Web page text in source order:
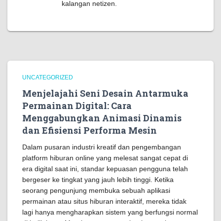
kalangan netizen.
UNCATEGORIZED
Menjelajahi Seni Desain Antarmuka
Permainan Digital: Cara
Menggabungkan Animasi Dinamis
dan Efisiensi Performa Mesin
Dalam pusaran industri kreatif dan pengembangan
platform hiburan online yang melesat sangat cepat di
era digital saat ini, standar kepuasan pengguna telah
bergeser ke tingkat yang jauh lebih tinggi. Ketika
seorang pengunjung membuka sebuah aplikasi
permainan atau situs hiburan interaktif, mereka tidak
lagi hanya mengharapkan sistem yang berfungsi normal